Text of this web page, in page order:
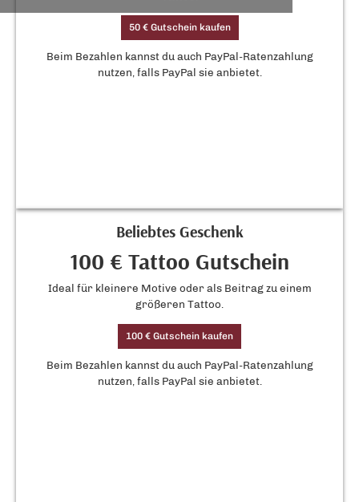
50 € Gutschein kaufen
Beim Bezahlen kannst du auch PayPal-Ratenzahlung
nutzen, falls PayPal sie anbietet.
Beliebtes Geschenk
100 € Tattoo Gutschein
Ideal für kleinere Motive oder als Beitrag zu einem
größeren Tattoo.
100 € Gutschein kaufen
Beim Bezahlen kannst du auch PayPal-Ratenzahlung
nutzen, falls PayPal sie anbietet.